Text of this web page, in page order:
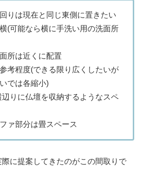
りは現在と同じ東側に置きたい
(可能なら横に手洗い用の洗面所
所は近くに配置
考程度(できる限り広くしたいが
では各縮小)
辺りに仏壇を収納するようなスペ
ァ部分は畳スペース
に提案してきたのがこの間取りで